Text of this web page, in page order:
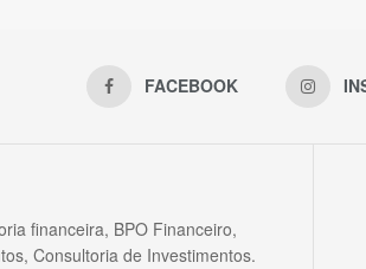
FACEBOOK
financeira, BPO Financeiro,
Consultoria de Investimentos.